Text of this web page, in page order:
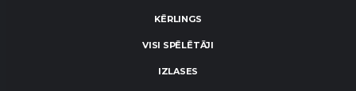
KĒRLINGS
VISI SPĒLĒTĀJI
IZLASES